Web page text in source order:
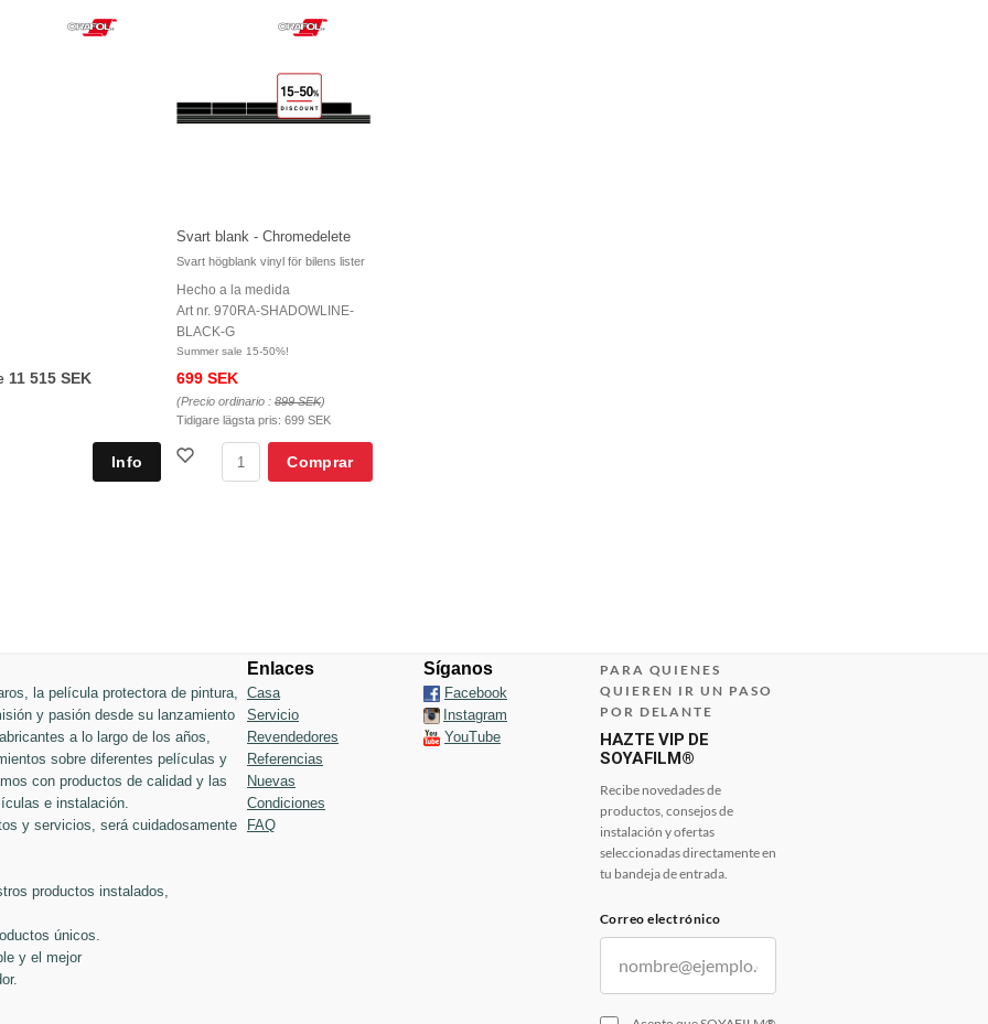
11 515 SEK
Svart blank - Chromedelete
Svart högblank vinyl för bilens lister
Hecho a la medida
Art nr. 970RA-SHADOWLINE-
BLACK-G
Summer sale 15-50%!
699 SEK
(Precio ordinario :899 SEK)
Tidigare lägsta pris:699 SEK
Comprar
la película protectora de pintura,
y pasión desde su lanzamiento
a lo largo de los años,
sobre diferentes películas y
con productos de calidad y las
e instalación.
y servicios, será cuidadosamente
productos instalados,
únicos.
y el mejor
Enlaces
Casa
Servicio
Revendedores
Referencias
Nuevas
Condiciones
FAQ
Síganos
Facebook
Instagram
YouTube
PARA QUIENES
QUIEREN IR UN PASO
POR DELANTE
HAZTE VIP DE
SOYAFILM®
Recibe novedades de
productos, consejos de
instalación y ofertas
seleccionadas directamente en
tu bandeja de entrada.
Correo electrónico